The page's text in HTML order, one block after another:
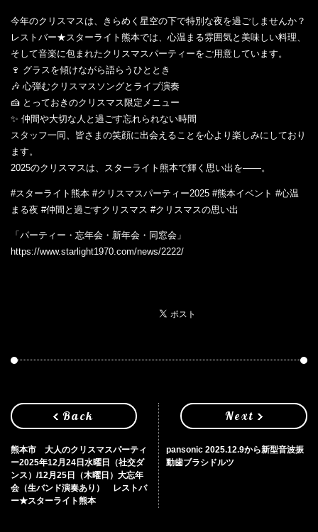
今年のクリスマスは、きらめく星空の下で特別な夜を過ごしませんか？
レストバー★スターライト熊本では、心温まる雰囲気と美味しい料理、
そして音楽に包まれたクリスマスパーティーをご用意しています。
🍷 グラスを傾けながら語らうひととき
🎶 心弾むクリスマスソングとライブ演奏
🍰 とっておきのクリスマス限定メニュー
✨ 仲間や大切な人と過ごす忘れられない時間
スタッフ一同、皆さまの笑顔に出会えることを心より楽しみにしており
ます。
2025のクリスマスは、スターライト熊本で輝く思い出を――。
#スターライト熊本 #クリスマスパーティー2025 #熊本イベント #心温
まる夜 #仲間と過ごすクリスマス #クリスマスの思い出
「パーティー・忘年会・新年会・同窓会」
https://www.starlight1970.com/news/2222/
Back
熊本市 大人のクリスマスパーティ
ー2025年12月24日水曜日（社交ダ
ンス）/12月25日（木曜日）大忘年
会（生バンド演奏あり） レストバ
ー★スターライト熊本
Next
pansonic 2025.12.9から新型音波振
動歯ブラシドルツ